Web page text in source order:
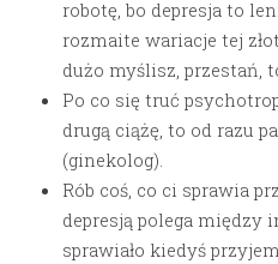
robotę, bo depresja to
rozmaite wariacje tej
dużo myślisz, przestań,
Po co się truć
drugą ciążę, to od razu
(ginekolog).
Rób coś, co ci sprawia
depresją polega między
sprawiało kiedyś